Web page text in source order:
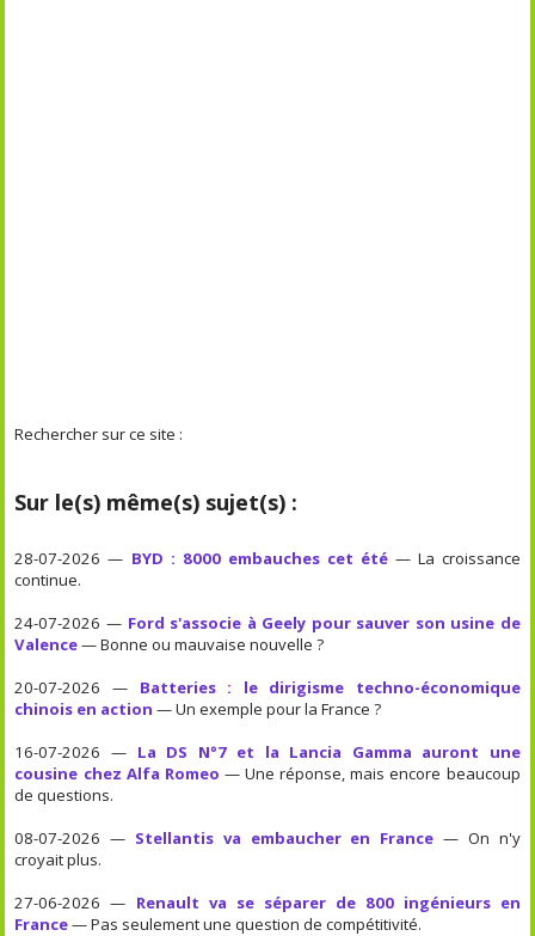
Rechercher sur ce site :
Sur le(s) même(s) sujet(s) :
28-07-2026 — BYD : 8000 embauches cet été— La croissance
continue.
24-07-2026 — Ford s'associe à Geely pour sauver son usine de
Valence— Bonne ou mauvaise nouvelle ?
20-07-2026 — Batteries : le dirigisme techno-économique
chinois en action — Un exemple pour la France ?
16-07-2026 — La DS N°7 et la Lancia Gamma auront une
cousine chez Alfa Romeo — Une réponse, mais encore beaucoup
de questions.
08-07-2026 — Stellantis va embaucher en France — On n'y
croyait plus.
27-06-2026 — Renault va se séparer de 800 ingénieurs en
France— Pas seulement une question de compétitivité.